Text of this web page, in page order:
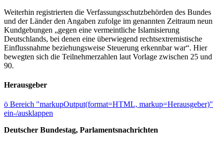
Weiterhin registrierten die Verfassungsschutzbehörden des Bundes
und der Länder den Angaben zufolge im genannten Zeitraum neun
Kundgebungen „gegen eine vermeintliche Islamisierung
Deutschlands, bei denen eine überwiegend rechtsextremistische
Einflussnahme beziehungsweise Steuerung erkennbar war“. Hier
bewegten sich die Teilnehmerzahlen laut Vorlage zwischen 25 und
90.
Herausgeber
ö Bereich "markupOutput(format=HTML, markup=Herausgeber)"
ein-/ausklappen
Deutscher Bundestag, Parlamentsnachrichten